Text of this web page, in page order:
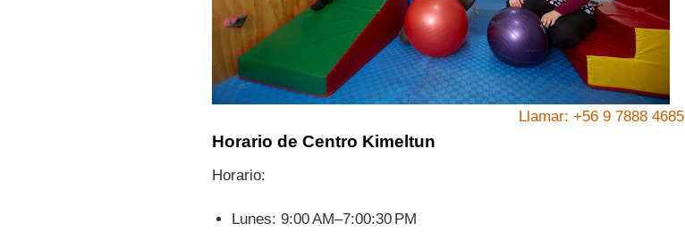
Llamar: +56 9 7888 4685
Horario de Centro Kimeltun
Horario:
Lunes: 9:00 AM–7:00:30 PM